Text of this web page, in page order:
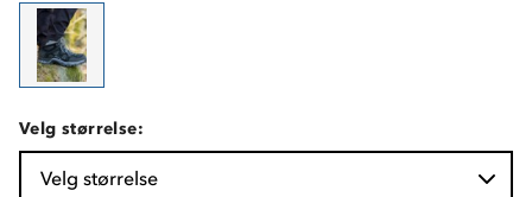
Velg størrelse:
Velg størrelse